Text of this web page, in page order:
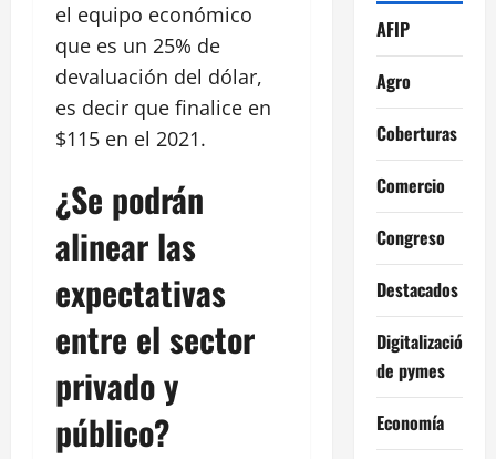
el equipo económico
que es un 25% de
devaluación del dólar,
es decir que finalice en
$115 en el 2021.
¿Se podrán
alinear las
expectativas
entre el sector
privado y
público?
AFIP
Agro
Coberturas
Comercio
Congreso
Destacados
Digitalización
de pymes
Economía